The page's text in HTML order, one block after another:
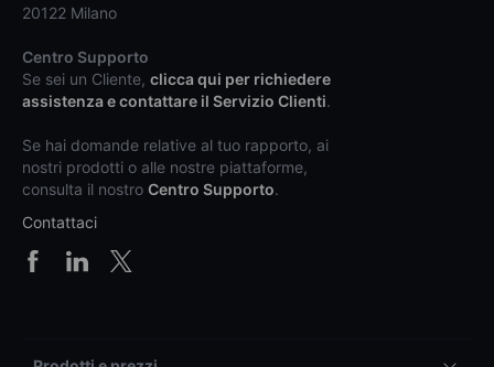
20122 Milano
Centro Supporto
Se sei un Cliente, clicca qui per richiedere
assistenza e contattare il Servizio Clienti.
Se hai domande relative al tuo rapporto, ai
nostri prodotti o alle nostre piattaforme,
consulta il nostro Centro Supporto.
Contattaci